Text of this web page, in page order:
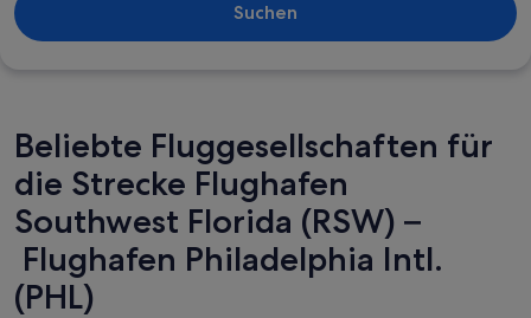
Suchen
Beliebte Fluggesellschaften für
die Strecke Flughafen
Southwest Florida (RSW) –
Flughafen Philadelphia Intl.
(PHL)